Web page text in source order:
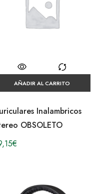
AÑADIR AL CARRITO
Inalambricos
OBSOLETO
€